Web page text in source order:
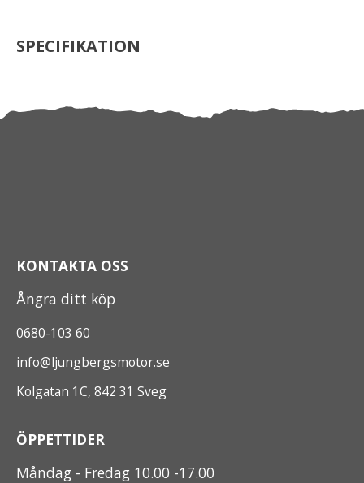
SPECIFIKATION
KONTAKTA OSS
Ångra ditt köp
0680-103 60
info@ljungbergsmotor.se
Kolgatan 1C, 842 31 Sveg
ÖPPETTIDER
Måndag - Fredag 10.00 -17.00